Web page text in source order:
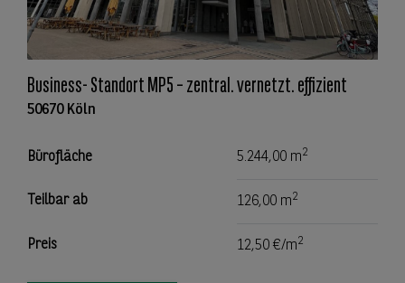
Business- Standort MP5 – zentral. vernetzt. effizient
50670 Köln
Bürofläche 5.244,00 m2
Teilbar ab 126,00 m2
Preis 12,50 €/m2